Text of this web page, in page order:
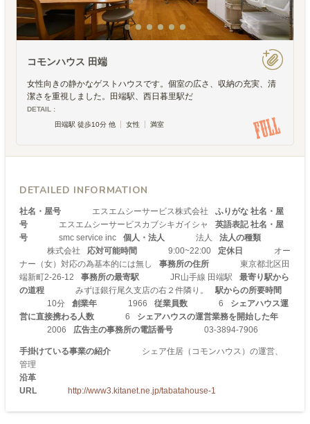
コモンハウス 田端
女性向きの静かなゲストハウスです。個室の広さ、収納の充実、清
潔さを重視しました。田端駅、西日暮里駅だ
DETAIL :
田端駅 徒歩10分 他
女性 満室
DETAILED INFORMATION
社名・屋号 エスエムシーサービス株式会社
ふりがな 社名・屋
号
エスエムシーサービスカブシキガイシャ
英語表記 社名・屋
号
smc service inc 個人・法人 法人
法人の種類
株式会社
応対可能時間 9:00~22:00 定休日
オー
ナー（女）対応の為基本的には無し
事務所の住所
東京都北区田
端新町2-26-12
事務所の最寄駅 JR山手線 田端駅
最寄り駅から
の道程
みずほ銀行尾久支店の右２件隣り。
駅からの所要時間
10分
創業年 1966 従業員数 6
シェアハウス運
営に直接携わる人数
6
シェアハウスの運営業務を開始した年
2006
広告主の事務所の電話番号 03-3894-7906
手掛けている事業の紹介
シェア住居（コモンハウス）の運営、
管理
沿革
URL
http://www3.kitanet.ne.jp/tabatahouse-1